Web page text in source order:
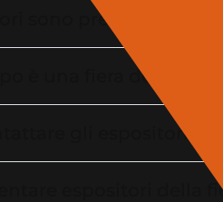
sono presenti tra gli
è una fiera dedicata
gli espositori
espositori della